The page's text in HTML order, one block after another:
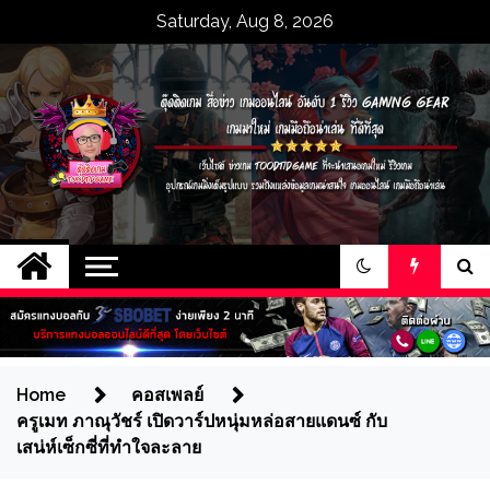
content
Saturday, Aug 8, 2026
ตุ๊ดติดเกม สื่อข่าว
เกมออนไลน์ อันดับ 1
รีวิว gaming gear
เกมมาใหม่ เกมมือถือ
น่าเล่น ที่ดีที่สุด
เว็บไซต์ ข่าวเกม toodtidgame ที่จะนำ
เสนอเกมใหม่ รีวิวเกม อุปกรณ์เกมมิ่งเต็ม
รูปแบบ รวมถึงแหล่งข้อมูลเกมน่าสนใจ
เกมออนไลน์ เกมมือถือน่าเล่น
Home
คอสเพลย์
ครูเมท ภาณุวัชร์ เปิดวาร์ปหนุ่มหล่อสายแดนซ์ กับ
เสน่ห์เซ็กซี่ที่ทำใจละลาย